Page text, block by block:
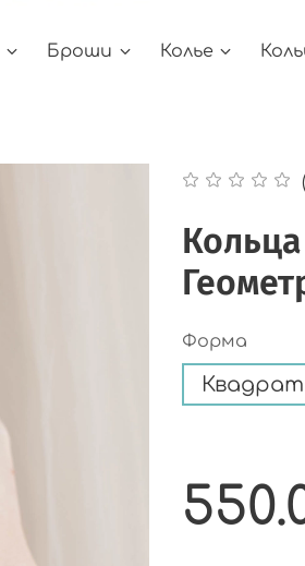
Броши Колье
Форма
Квадрат